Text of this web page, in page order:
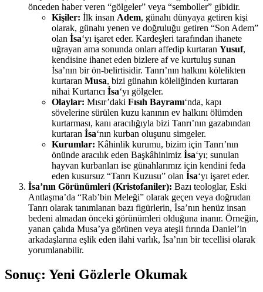
önceden haber veren “gölgeler” veya “semboller” gibidir.
Kişiler: İlk insan Adem, günahı dünyaya getiren kişi
olarak, günahı yenen ve doğruluğu getiren “Son Adem”
olan İsa‘yı işaret eder. Kardeşleri tarafından ihanete
uğrayan ama sonunda onları affedip kurtaran Yusuf,
kendisine ihanet eden bizlere af ve kurtuluş sunan
İsa’nın bir ön-belirtisidir. Tanrı’nın halkını kölelikten
kurtaran Musa, bizi günahın köleliğinden kurtaran
nihai Kurtarıcı İsa‘yı gölgeler.
Olaylar: Mısır’daki Fısıh Bayramı‘nda, kapı
sövelerine sürülen kuzu kanının ev halkını ölümden
kurtarması, kanı aracılığıyla bizi Tanrı’nın gazabından
kurtaran İsa‘nın kurban oluşunu simgeler.
Kurumlar: Kâhinlik kurumu, bizim için Tanrı’nın
önünde aracılık eden Başkâhinimiz İsa‘yı; sunulan
hayvan kurbanları ise günahlarımız için kendini feda
eden kusursuz “Tanrı Kuzusu” olan İsa‘yı işaret eder.
İsa’nın Görünümleri (Kristofaniler): Bazı teologlar, Eski
Antlaşma’da “Rab’bin Meleği” olarak geçen veya doğrudan
Tanrı olarak tanımlanan bazı figürlerin, İsa’nın henüz insan
bedeni almadan önceki görünümleri olduğuna inanır. Örneğin,
yanan çalıda Musa’ya görünen veya ateşli fırında Daniel’in
arkadaşlarına eşlik eden ilahi varlık, İsa’nın bir tecellisi olarak
yorumlanabilir.
Sonuç: Yeni Gözlerle Okumak